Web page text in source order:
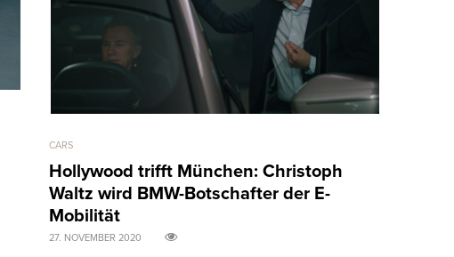
CARS
Hollywood trifft München: Christoph
Waltz wird BMW-Botschafter der E-
Mobilität
27. NOVEMBER 2020